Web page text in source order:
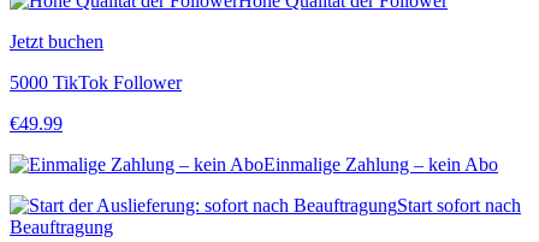
Jetzt buchen
5000 TikTok Follower
€49.99
Einmalige Zahlung – kein Abo
Start sofort nach
Beauftragung